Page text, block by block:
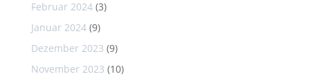
Februar 2024(3)
Januar 2024(9)
Dezember 2023 (9)
November 2023 (10)